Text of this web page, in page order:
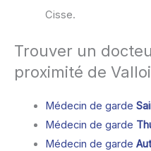
Cisse.
Trouver un
proximité de
Médecin de garde
Médecin de garde
Médecin de garde